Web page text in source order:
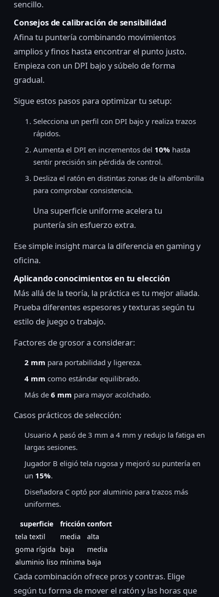
sencillo.
Consejos de calibración de sensibilidad
Afina tu puntería combinando movimientos
amplios y finos hasta encontrar el punto justo.
Empieza con un DPI bajo y súbelo de forma
gradual.
Sigue estos pasos para optimizar tu setup:
Selecciona un perfil con DPI bajo y realiza trazos
rápidos.
Aumenta el DPI en incrementos del 10% hasta
sentir precisión sin pérdida de control.
Desliza el ratón en distintas zonas de la alfombrilla
para comprobar consistencia.
Una superficie uniforme acelera tu
puntería sin esfuerzo extra.
Ese simple insight marca la diferencia en gaming y
oficina.
Aplicando conocimientos en tu elección
Más allá de la teoría, la práctica es tu mejor aliada.
Prueba diferentes espesores y texturas según tu
estilo de juego o trabajo.
Factores de grosor a considerar:
2 mm para portabilidad y ligereza.
4 mm como estándar equilibrado.
Más de 6 mm para mayor acolchado.
Casos prácticos de selección:
Usuario A pasó de 3 mm a 4 mm y redujo la fatiga en
largas sesiones.
Jugador B eligió tela rugosa y mejoró su puntería en
un 15%.
Diseñadora C optó por aluminio para trazos más
uniformes.
superficie fricción confort
tela textil
media
alta
goma rígida baja
media
aluminio liso mínima baja
Cada combinación ofrece pros y contras. Elige
según tu forma de mover el ratón y las horas que